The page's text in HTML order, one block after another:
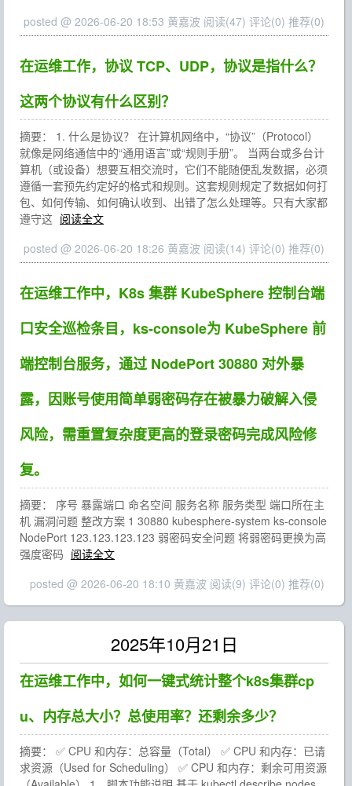
posted @ 2026-06-20 18:53 黄嘉波 阅读(47) 评论(0) 推荐(0)
在运维工作，协议 TCP、UDP，协议是指什么？
这两个协议有什么区别？
摘要： 1. 什么是协议？ 在计算机网络中，“协议”（Protocol）
就像是网络通信中的“通用语言”或“规则手册”。 当两台或多台计
算机（或设备）想要互相交流时，它们不能随便乱发数据，必须
遵循一套预先约定好的格式和规则。这套规则规定了数据如何打
包、如何传输、如何确认收到、出错了怎么处理等。只有大家都
遵守这 阅读全文
posted @ 2026-06-20 18:26 黄嘉波 阅读(14) 评论(0) 推荐(0)
在运维工作中，K8s 集群 KubeSphere 控制台端
口安全巡检条目，ks-console为 KubeSphere 前
端控制台服务，通过 NodePort 30880 对外暴
露，因账号使用简单弱密码存在被暴力破解入侵
风险，需重置复杂度更高的登录密码完成风险修
复。
摘要： 序号 暴露端口 命名空间 服务名称 服务类型 端口所在主
机 漏洞问题 整改方案 1 30880 kubesphere-system ks-console
NodePort 123.123.123.123 弱密码安全问题 将弱密码更换为高
强度密码 阅读全文
posted @ 2026-06-20 18:10 黄嘉波 阅读(9) 评论(0) 推荐(0)
2025年10月21日
在运维工作中，如何一键式统计整个k8s集群cp
u、内存总大小？总使用率？还剩余多少？
摘要： ✅ CPU 和内存：总容量（Total） ✅ CPU 和内存：已请
求资源（Used for Scheduling） ✅ CPU 和内存：剩余可用资源